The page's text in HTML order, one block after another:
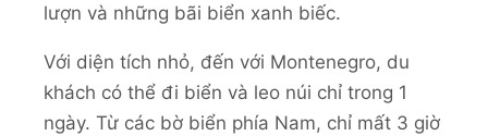
lượn và những bãi biển xanh biếc.
Với diện tích nhỏ, đến với Montenegro, du
khách có thể đi biển và leo núi chỉ trong 1
ngày. Từ các bờ biển phía Nam, chỉ mất 3 giờ